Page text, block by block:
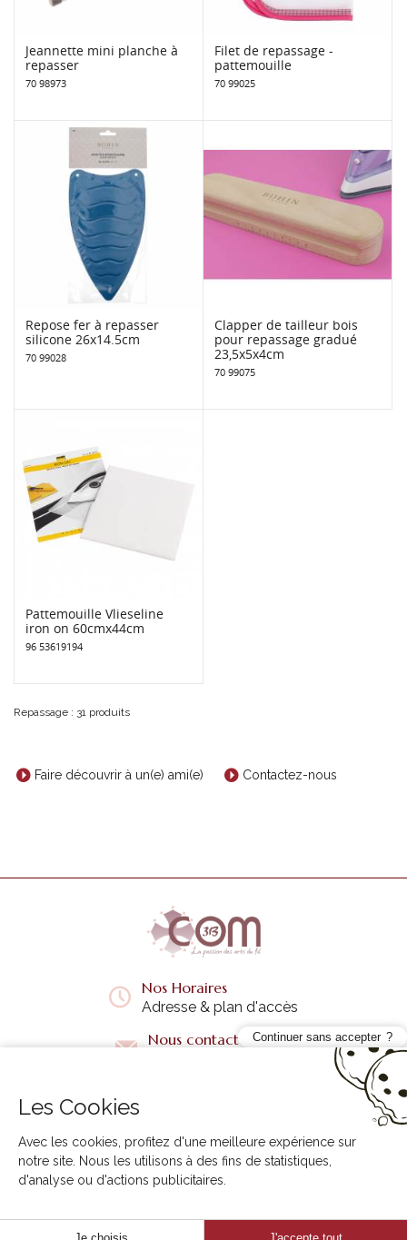
Jeannette mini planche à
repasser
70 98973
Filet de repassage -
pattemouille
70 99025
Repose fer à repasser
silicone 26x14.5cm
70 99028
Clapper de tailleur bois
pour repassage gradué
23,5x5x4cm
70 99075
Pattemouille Vlieseline
iron on 60cmx44cm
96 53619194
Repassage : 31 produits
Faire découvrir à un(e) ami(e) Contactez-nous
Nos Horaires
Adresse & plan d'accès
Nous contacter
Liens utiles +
Continuer sans accepter
Les Cookies
Avec les cookies, profitez d'une meilleure expérience sur
notre site. Nous les utilisons à des fins de statistiques,
d'analyse ou d'actions publicitaires.